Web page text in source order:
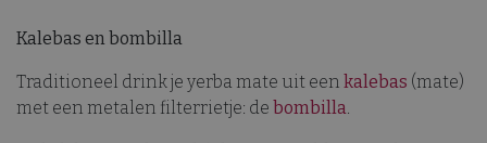
Kalebas en bombilla
Traditioneel drink je yerba mate uit een kalebas (mate)
met een metalen filterrietje: de bombilla.